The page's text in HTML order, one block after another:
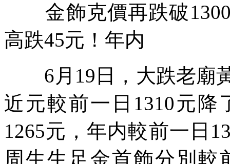
金飾克價再跌破1300
高跌45元！年内
6月19日，大跌老廟
近元較前一日1310元
1265元，年内較前一日
周生生足金首飾分別較